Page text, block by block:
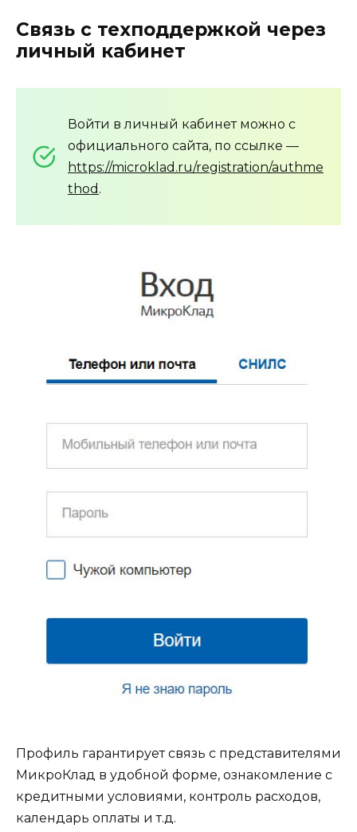
Связь с техподдержкой через
личный кабинет
Войти в личный кабинет можно с
официального сайта, по ссылке —
https://microklad.ru/registration/authme
thod .
Профиль гарантирует связь с представителями
МикроКлад в удобной форме, ознакомление с
кредитными условиями, контроль расходов,
календарь оплаты и т.д.